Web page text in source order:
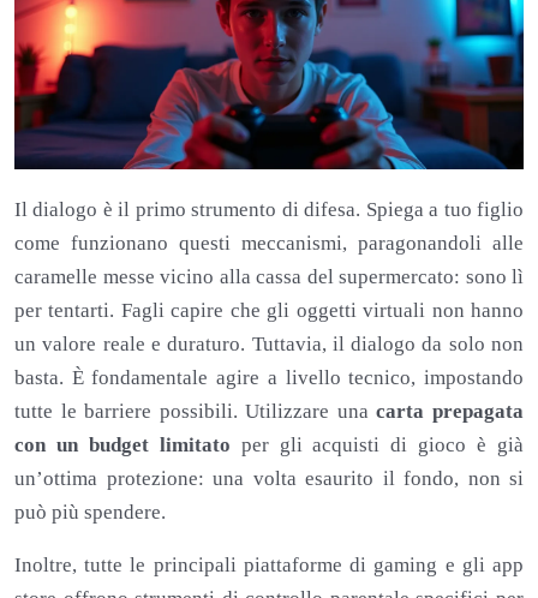
Il dialogo è il primo strumento di difesa. Spiega a tuo figlio
come funzionano questi meccanismi, paragonandoli alle
caramelle messe vicino alla cassa del supermercato: sono lì
per tentarti. Fagli capire che gli oggetti virtuali non hanno
un valore reale e duraturo. Tuttavia, il dialogo da solo non
basta. È fondamentale agire a livello tecnico, impostando
tutte le barriere possibili. Utilizzare unacarta prepagata
con un budget limitato per gli acquisti di gioco è già
un’ottima protezione: una volta esaurito il fondo, non si
può più spendere.
Inoltre, tutte le principali piattaforme di gaming e gli app